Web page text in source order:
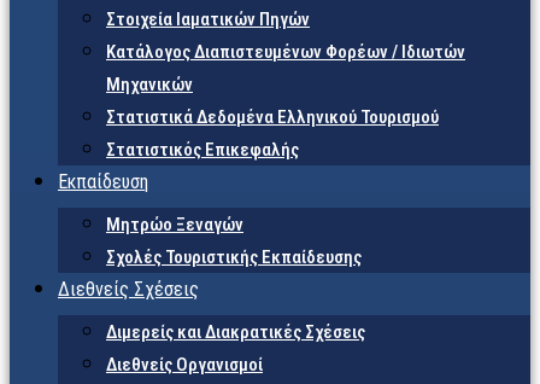
Στοιχεία Ιαματικών Πηγών
Κατάλογος Διαπιστευμένων Φορέων / Ιδιωτών
Μηχανικών
Στατιστικά Δεδομένα Ελληνικού Τουρισμού
Στατιστικός Επικεφαλής
Εκπαίδευση
Μητρώο Ξεναγών
Σχολές Τουριστικής Εκπαίδευσης
Διεθνείς Σχέσεις
Διμερείς και Διακρατικές Σχέσεις
Διεθνείς Οργανισμοί